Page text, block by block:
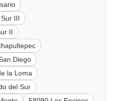
III
II
Diego
la Loma
del Sur